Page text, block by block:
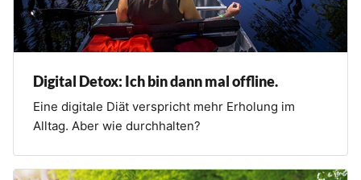
Digital Detox: Ich bin dann mal offline.
Eine digitale Diät verspricht mehr Erholung im
Alltag. Aber wie durchhalten?